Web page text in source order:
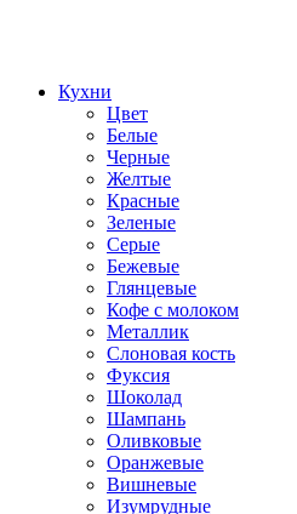
Кухни
Цвет
Белые
Черные
Желтые
Красные
Зеленые
Серые
Бежевые
Глянцевые
Кофе с молоком
Металлик
Слоновая кость
Фуксия
Шоколад
Шампань
Оливковые
Оранжевые
Вишневые
Изумрудные